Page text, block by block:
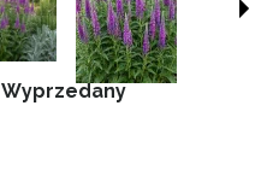
Wyprzedany